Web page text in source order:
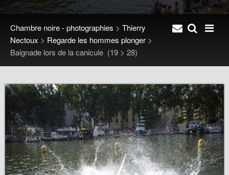
Chambre noire - photographies > Thierry
Nectoux > Regarde les hommes plonger >
Baignade lors de la canicule (19 > 28)